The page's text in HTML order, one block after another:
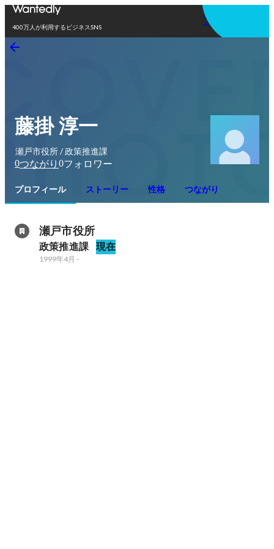
400万人が利用するビジネスSNS
アプリを使う
藤掛 淳一
瀬戸市役所 / 政策推進課
0つながり 0フォロワー
プロフィール ストーリー 性格 つながり
瀬戸市役所
政策推進課 現在
1999年4月 -